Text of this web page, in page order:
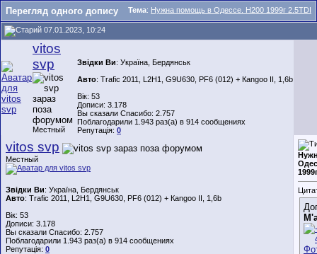
Тема: Нужна помощь в Одессе. Н200 1999г 2.5TDI
Перегляд одного допису
07.01.2023, 10:24
vitos
svp
Местный
Звідки Ви: Україна, Бердянськ
Авто: Trafic 2011, L2H1, G9U630, PF6 (012) + Каngoo II, 1,6b
Вік: 53
Дописи: 3.178
Вы сказали Спасибо: 2.757
Поблагодарили 1.943 раз(а) в 914 сообщениях
Репутація: 0
vitos svp
Местный
Звідки Ви: Україна, Бердянськ
Авто: Trafic 2011, L2H1, G9U630, PF6 (012) + Каngoo II, 1,6b
Вік: 53
Дописи: 3.178
Вы сказали Спасибо: 2.757
Поблагодарили 1.943 раз(а) в 914 сообщениях
Репутація: 0